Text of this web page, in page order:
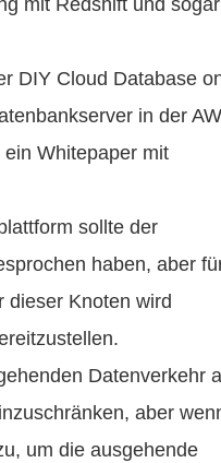
DIY Cloud Database
in der
Whitepaper mit
sollte der
haben, aber
dieser Knoten wird
Datenverkehr
aber
um die ausgehende